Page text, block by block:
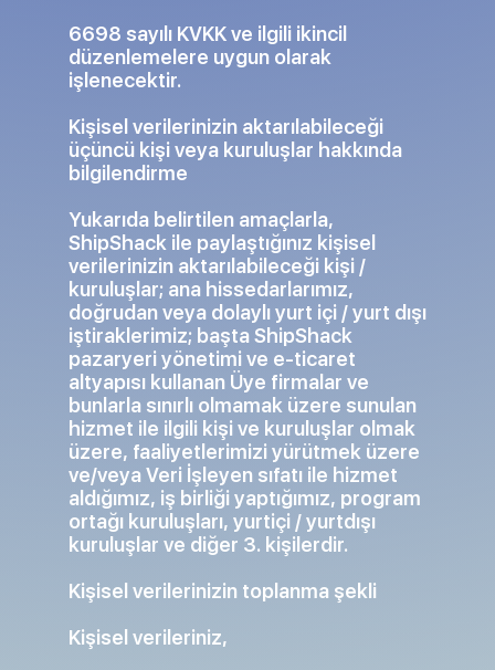
6698 sayılı KVKK ve ilgili ikincil
düzenlemelere uygun olarak
işlenecektir.
Kişisel verilerinizin aktarılabileceği
üçüncü kişi veya kuruluşlar hakkında
bilgilendirme
Yukarıda belirtilen amaçlarla,
ShipShack ile paylaştığınız kişisel
verilerinizin aktarılabileceği kişi /
kuruluşlar; ana hissedarlarımız,
doğrudan veya dolaylı yurt içi / yurt dışı
iştiraklerimiz; başta ShipShack
pazaryeri yönetimi ve e-ticaret
altyapısı kullanan Üye firmalar ve
bunlarla sınırlı olmamak üzere sunulan
hizmet ile ilgili kişi ve kuruluşlar olmak
üzere, faaliyetlerimizi yürütmek üzere
ve/veya Veri İşleyen sıfatı ile hizmet
aldığımız, iş birliği yaptığımız, program
ortağı kuruluşları, yurtiçi / yurtdışı
kuruluşlar ve diğer 3. kişilerdir.
Kişisel verilerinizin toplanma şekli
Kişisel verileriniz,